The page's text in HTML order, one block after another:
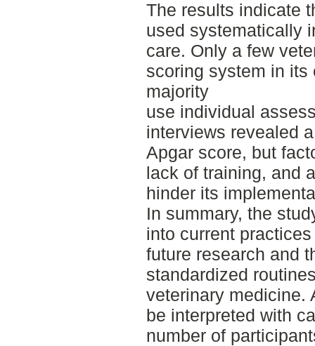
The results indicate
used systematically
care. Only a few
scoring system in its
majority
use individual
interviews revealed
Apgar score, but
lack of training, and
hinder its
In summary, the
into current
future research and
standardized
veterinary medicine.
be interpreted with
number of